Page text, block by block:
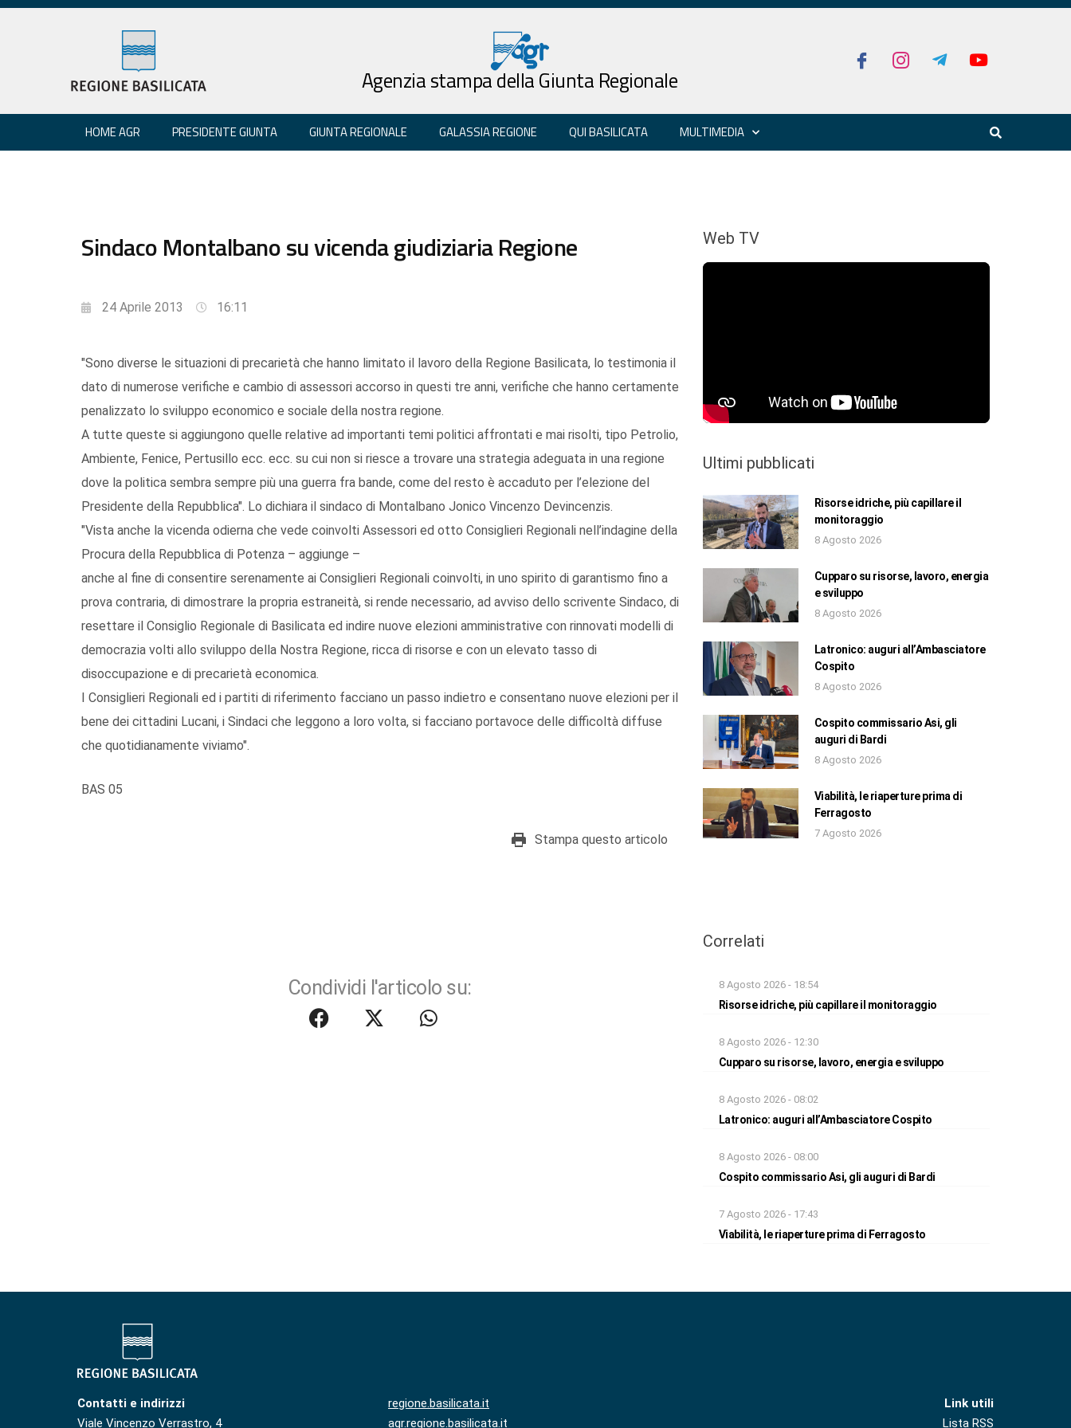
Agenzia stampa della Giunta Regionale
HOME AGR PRESIDENTE GIUNTA GIUNTA REGIONALE GALASSIA REGIONE QUI BASILICATA MULTIMEDIA
Sindaco Montalbano su vicenda giudiziaria Regione
24 Aprile 2013 16:11
"Sono diverse le situazioni di precarietà che hanno limitato il lavoro della Regione Basilicata, lo testimonia il
dato di numerose verifiche e cambio di assessori accorso in questi tre anni, verifiche che hanno certamente
penalizzato lo sviluppo economico e sociale della nostra regione.
A tutte queste si aggiungono quelle relative ad importanti temi politici affrontati e mai risolti, tipo Petrolio,
Ambiente, Fenice, Pertusillo ecc. ecc. su cui non si riesce a trovare una strategia adeguata in una regione
dove la politica sembra sempre più una guerra fra bande, come del resto è accaduto per l’elezione del
Presidente della Repubblica". Lo dichiara il sindaco di Montalbano Jonico Vincenzo Devincenzis.
"Vista anche la vicenda odierna che vede coinvolti Assessori ed otto Consiglieri Regionali nell’indagine della
Procura della Repubblica di Potenza – aggiunge –
anche al fine di consentire serenamente ai Consiglieri Regionali coinvolti, in uno spirito di garantismo fino a
prova contraria, di dimostrare la propria estraneità, si rende necessario, ad avviso dello scrivente Sindaco, di
resettare il Consiglio Regionale di Basilicata ed indire nuove elezioni amministrative con rinnovati modelli di
democrazia volti allo sviluppo della Nostra Regione, ricca di risorse e con un elevato tasso di
disoccupazione e di precarietà economica.
I Consiglieri Regionali ed i partiti di riferimento facciano un passo indietro e consentano nuove elezioni per il
bene dei cittadini Lucani, i Sindaci che leggono a loro volta, si facciano portavoce delle difficoltà diffuse
che quotidianamente viviamo".
BAS 05
Stampa questo articolo
Condividi l'articolo su:
Web TV
Ultimi pubblicati
Risorse idriche, più capillare il
monitoraggio
8 Agosto 2026
Cupparo su risorse, lavoro, energia
e sviluppo
8 Agosto 2026
Latronico: auguri all’Ambasciatore
Cospito
8 Agosto 2026
Cospito commissario Asi, gli
auguri di Bardi
8 Agosto 2026
Viabilità, le riaperture prima di
Ferragosto
7 Agosto 2026
Correlati
8 Agosto 2026 - 18:54
Risorse idriche, più capillare il monitoraggio
8 Agosto 2026 - 12:30
Cupparo su risorse, lavoro, energia e sviluppo
8 Agosto 2026 - 08:02
Latronico: auguri all’Ambasciatore Cospito
8 Agosto 2026 - 08:00
Cospito commissario Asi, gli auguri di Bardi
7 Agosto 2026 - 17:43
Viabilità, le riaperture prima di Ferragosto
Contatti e indirizzi
Viale Vincenzo Verrastro, 4
regione.basilicata.it
agr.regione.basilicata.it
Link utili
Lista RSS